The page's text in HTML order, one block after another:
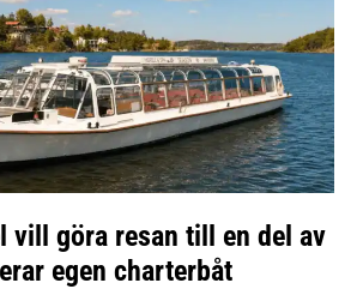
vill göra resan till en del av
egen charterbåt